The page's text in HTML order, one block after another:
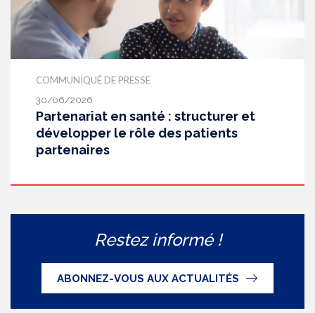
COMMUNIQUÉ DE PRESSE
30/06/2026
Partenariat en santé : structurer et
développer le rôle des patients
partenaires
Restez informé !
ABONNEZ-VOUS AUX ACTUALITÉS